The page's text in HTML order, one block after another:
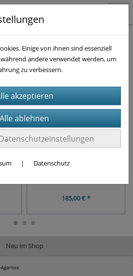
Neu im Shop
:
1mm Elektroporationsküvette
mit kurzer Elektrode, roter
185,00 € *
Einige von ihnen sind essenziell
andere verwendet werden, um
zu verbessern.
| Datenschutz